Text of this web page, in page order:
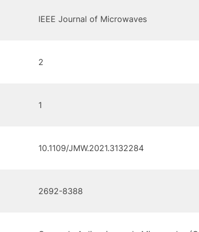
IEEE Journal of Microwaves
2
1
10.1109/JMW.2021.3132284
2692-8388